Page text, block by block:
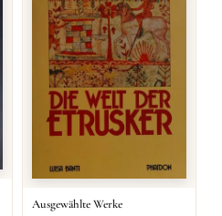
Ausgewählte Werke